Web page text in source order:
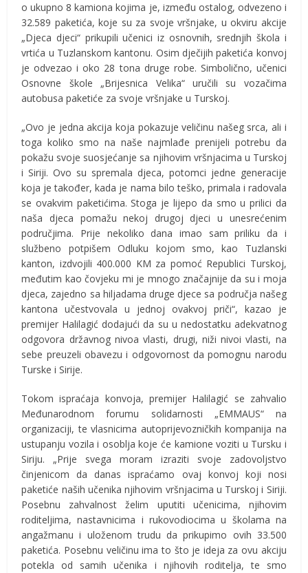
o ukupno 8 kamiona kojima je, između ostalog, odvezeno i
32.589 paketića, koje su za svoje vršnjake, u okviru akcije
„Djeca djeci“ prikupili učenici iz osnovnih, srednjih škola i
vrtića u Tuzlanskom kantonu. Osim dječijih paketića konvoj
je odvezao i oko 28 tona druge robe. Simbolično, učenici
Osnovne škole „Brijesnica Velika“ uručili su vozačima
autobusa paketiće za svoje vršnjake u Turskoj.
„Ovo je jedna akcija koja pokazuje veličinu našeg srca, ali i
toga koliko smo na naše najmlađe prenijeli potrebu da
pokažu svoje suosjećanje sa njihovim vršnjacima u Turskoj
i Siriji. Ovo su spremala djeca, potomci jedne generacije
koja je također, kada je nama bilo teško, primala i radovala
se ovakvim paketićima. Stoga je lijepo da smo u prilici da
naša djeca pomažu nekoj drugoj djeci u unesrećenim
područjima. Prije nekoliko dana imao sam priliku da i
službeno potpišem Odluku kojom smo, kao Tuzlanski
kanton, izdvojili 400.000 KM za pomoć Republici Turskoj,
međutim kao čovjeku mi je mnogo značajnije da su i moja
djeca, zajedno sa hiljadama druge djece sa područja našeg
kantona učestvovala u jednoj ovakvoj priči“, kazao je
premijer Halilagić dodajući da su u nedostatku adekvatnog
odgovora državnog nivoa vlasti, drugi, niži nivoi vlasti, na
sebe preuzeli obavezu i odgovornost da pomognu narodu
Turske i Sirije.
Tokom ispraćaja konvoja, premijer Halilagić se zahvalio
Međunarodnom forumu solidarnosti „EMMAUS“ na
organizaciji, te vlasnicima autoprijevozničkih kompanija na
ustupanju vozila i osoblja koje će kamione voziti u Tursku i
Siriju. „Prije svega moram izraziti svoje zadovoljstvo
činjenicom da danas ispraćamo ovaj konvoj koji nosi
paketiće naših učenika njihovim vršnjacima u Turskoj i Siriji.
Posebnu zahvalnost želim uputiti učenicima, njihovim
roditeljima, nastavnicima i rukovodiocima u školama na
angažmanu i uloženom trudu da prikupimo ovih 33.500
paketića. Posebnu veličinu ima to što je ideja za ovu akciju
potekla od samih učenika i njihovih roditelja, te smo